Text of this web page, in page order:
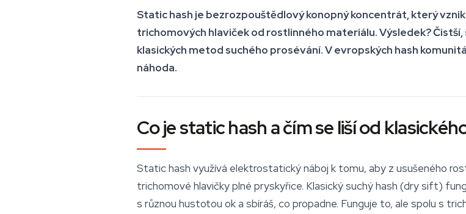
Static hash je bezrozpouštědlový konopný koncentrát, který
trichomových hlaviček od rostlinného materiálu. Výsledek? Čistší,
klasických metod suchého prosévání. V evropských hash
náhoda.
Co je static hash a čím se liší od
Static hash využívá elektrostatický náboj k tomu, aby z usušeného
trichomové hlavičky plné pryskyřice. Klasický suchý hash (dry sift)
s různou hustotou ok a sbíráš, co propadne. Funguje to, ale spolu s